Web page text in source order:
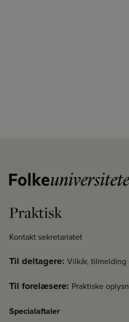
Praktisk
Kontakt sekretariatet
Til deltagere: Vilkår, tilmelding
Til forelæsere: Praktiske
Specialaftaler